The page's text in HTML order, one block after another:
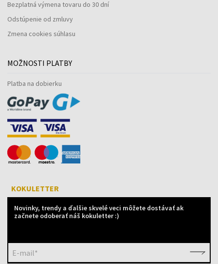
Bezplatná výmena tovaru do 30 dní
Odstúpenie od zmluvy
Zmena cookies súhlasu
MOŽNOSTI PLATBY
Platba na dobierku
KOKULETTER
Novinky, trendy a ďalšie skvelé veci môžete dostávať ak
začnete odoberať náš kokuletter :)
E-mail*